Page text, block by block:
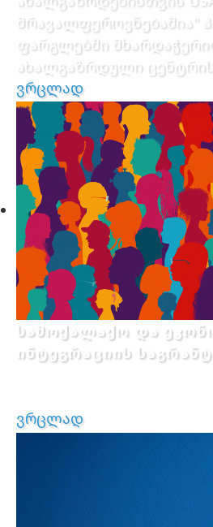
მრავალფეროვნებაშია"
ფარგლებში
ახალგაზრდული
ვრცლად
სამოქალაქო და
ინტეგრაციის
ვრცლად